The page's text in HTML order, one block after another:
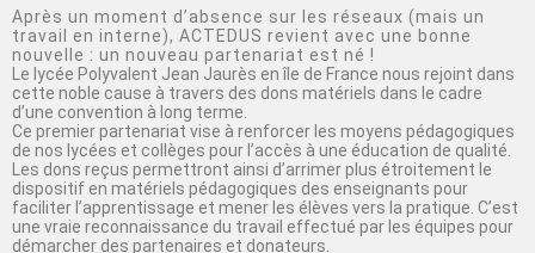
Après un moment d’absence sur les réseaux (mais un
travail en interne), ACTEDUS revient avec une bonne
nouvelle : un nouveau partenariat est né !
Le lycée Polyvalent Jean Jaurès en île de France nous rejoint dans
cette noble cause à travers des dons matériels dans le cadre
d’une convention à long terme.
Ce premier partenariat vise à renforcer les moyens pédagogiques
de nos lycées et collèges pour l’accès à une éducation de qualité.
Les dons reçus permettront ainsi d’arrimer plus étroitement le
dispositif en matériels pédagogiques des enseignants pour
faciliter l’apprentissage et mener les élèves vers la pratique. C’est
une vraie reconnaissance du travail effectué par les équipes pour
démarcher des partenaires et donateurs.